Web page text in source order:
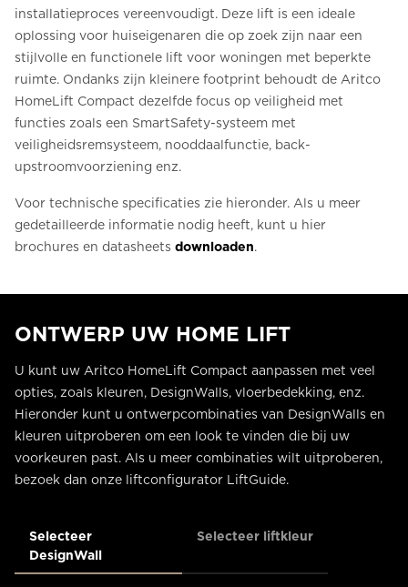
installatieproces vereenvoudigt. Deze lift is een ideale
oplossing voor huiseigenaren die op zoek zijn naar een
stijlvolle en functionele lift voor woningen met beperkte
ruimte. Ondanks zijn kleinere footprint behoudt de Aritco
HomeLift Compact dezelfde focus op veiligheid met
functies zoals een SmartSafety-systeem met
veiligheidsremsysteem, nooddaalfunctie, back-
upstroomvoorziening enz.
Voor technische specificaties zie hieronder. Als u meer
gedetailleerde informatie nodig heeft, kunt u hier
brochures en datasheets downloaden.
ONTWERP UW HOME LIFT
U kunt uw Aritco HomeLift Compact aanpassen met veel
opties, zoals kleuren, DesignWalls, vloerbedekking, enz.
Hieronder kunt u ontwerpcombinaties van DesignWalls en
kleuren uitproberen om een look te vinden die bij uw
voorkeuren past. Als u meer combinaties wilt uitproberen,
bezoek dan onze liftconfigurator LiftGuide.
Selecteer
DesignWall
Selecteer liftkleur